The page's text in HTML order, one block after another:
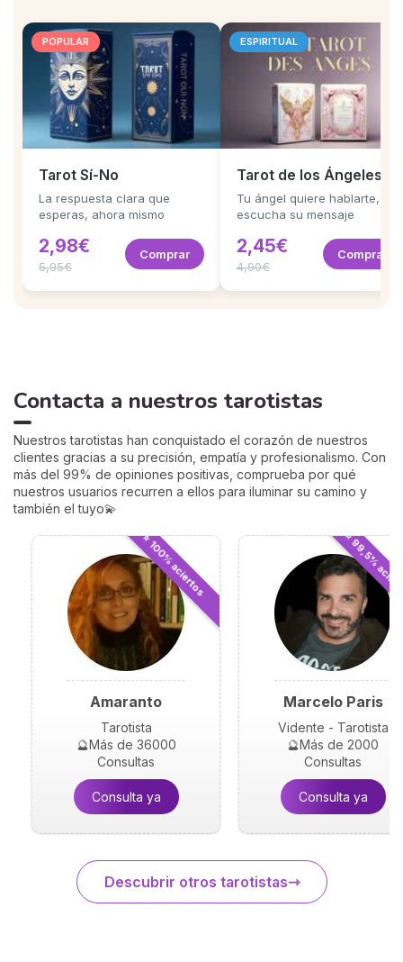
POPULAR
Tarot Sí-No
La respuesta clara que
esperas, ahora mismo
2,98€
5,95€
Comprar
ESPIRITUAL
Tarot de los Ángeles
Tu ángel quiere hablarte,
escucha su mensaje
2,45€
4,90€
Comprar
Contacta a nuestros tarotistas
Nuestros tarotistas han conquistado el corazón de nuestros
clientes gracias a su precisión, empatía y profesionalismo. Con
más del 99% de opiniones positivas, comprueba por qué
nuestros usuarios recurren a ellos para iluminar su camino y
también el tuyo💫
⭐ 100% aciertos
Amaranto
Tarotista
🔮Más de 36000
Consultas
Consulta ya
⭐ 99,5%
Marcelo Paris
Vidente - Tarotista
🔮Más de 2000
Consultas
Consulta ya
Descubrir otros tarotistas